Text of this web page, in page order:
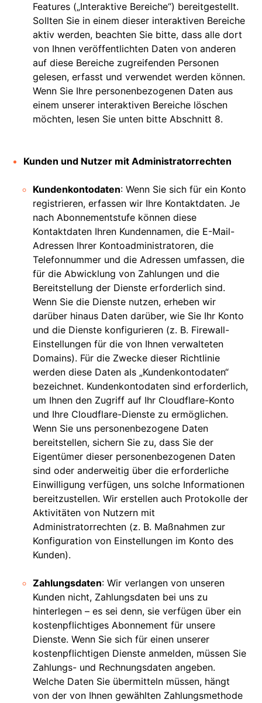
Features („Interaktive Bereiche“) bereitgestellt.
Sollten Sie in einem dieser interaktiven Bereiche
aktiv werden, beachten Sie bitte, dass alle dort
von Ihnen veröffentlichten Daten von anderen
auf diese Bereiche zugreifenden Personen
gelesen, erfasst und verwendet werden können.
Wenn Sie Ihre personenbezogenen Daten aus
einem unserer interaktiven Bereiche löschen
möchten, lesen Sie unten bitte Abschnitt 8.
Kunden und Nutzer mit Administratorrechten
Kundenkontodaten: Wenn Sie sich für ein Konto
registrieren, erfassen wir Ihre Kontaktdaten. Je
nach Abonnementstufe können diese
Kontaktdaten Ihren Kundennamen, die E-Mail-
Adressen Ihrer Kontoadministratoren, die
Telefonnummer und die Adressen umfassen, die
für die Abwicklung von Zahlungen und die
Bereitstellung der Dienste erforderlich sind.
Wenn Sie die Dienste nutzen, erheben wir
darüber hinaus Daten darüber, wie Sie Ihr Konto
und die Dienste konfigurieren (z. B. Firewall-
Einstellungen für die von Ihnen verwalteten
Domains). Für die Zwecke dieser Richtlinie
werden diese Daten als „Kundenkontodaten“
bezeichnet. Kundenkontodaten sind erforderlich,
um Ihnen den Zugriff auf Ihr Cloudflare-Konto
und Ihre Cloudflare-Dienste zu ermöglichen.
Wenn Sie uns personenbezogene Daten
bereitstellen, sichern Sie zu, dass Sie der
Eigentümer dieser personenbezogenen Daten
sind oder anderweitig über die erforderliche
Einwilligung verfügen, uns solche Informationen
bereitzustellen. Wir erstellen auch Protokolle der
Aktivitäten von Nutzern mit
Administratorrechten (z. B. Maßnahmen zur
Konfiguration von Einstellungen im Konto des
Kunden).
Zahlungsdaten: Wir verlangen von unseren
Kunden nicht, Zahlungsdaten bei uns zu
hinterlegen – es sei denn, sie verfügen über ein
kostenpflichtiges Abonnement für unsere
Dienste. Wenn Sie sich für einen unserer
kostenpflichtigen Dienste anmelden, müssen Sie
Zahlungs- und Rechnungsdaten angeben.
Welche Daten Sie übermitteln müssen, hängt
von der von Ihnen gewählten Zahlungsmethode